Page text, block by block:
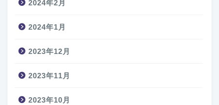
2024年2月
2024年1月
2023年12月
2023年11月
2023年10月